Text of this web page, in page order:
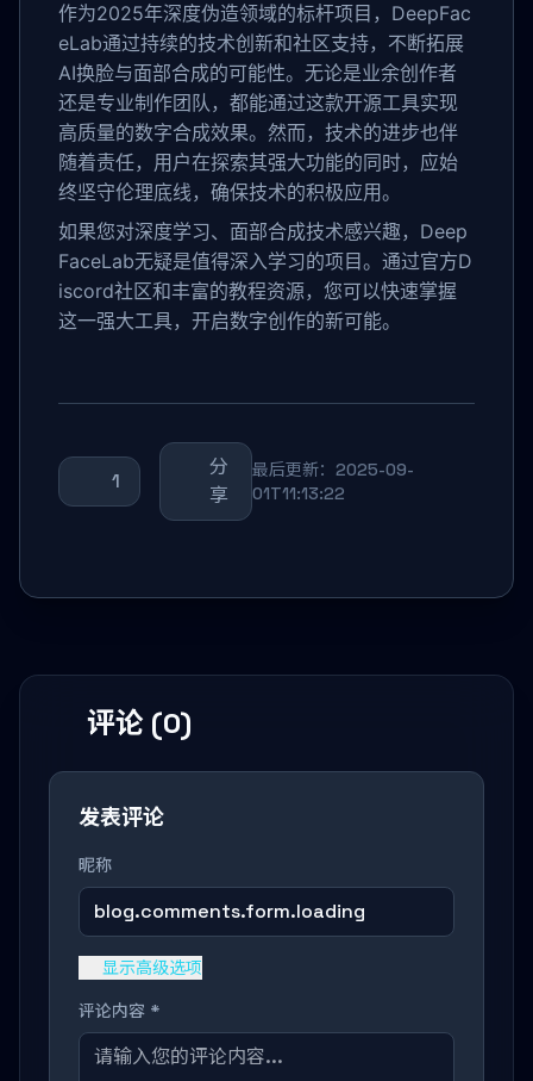
作为2025年深度伪造领域的标杆项目，DeepFac
eLab通过持续的技术创新和社区支持，不断拓展
AI换脸与面部合成的可能性。无论是业余创作者
还是专业制作团队，都能通过这款开源工具实现
高质量的数字合成效果。然而，技术的进步也伴
随着责任，用户在探索其强大功能的同时，应始
终坚守伦理底线，确保技术的积极应用。
如果您对深度学习、面部合成技术感兴趣，Deep
FaceLab无疑是值得深入学习的项目。通过官方D
iscord社区和丰富的教程资源，您可以快速掌握
这一强大工具，开启数字创作的新可能。
1
分
享
最后更新：2025-09-
01T11:13:22
评论 (0)
发表评论
昵称
blog.comments.form.loading
显示高级选项
评论内容 *